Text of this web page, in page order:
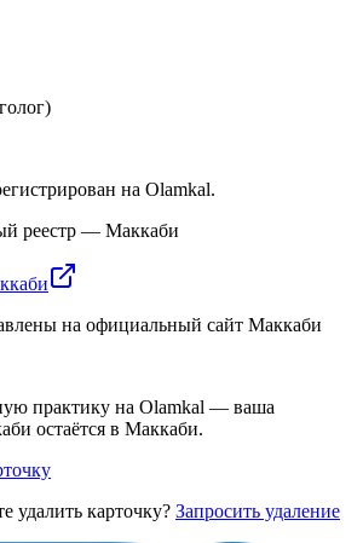
на Olamkal.
реестр — Маккаби
на официальный сайт Маккаби
практику на Olamkal — ваша
остаётся в Маккаби.
удалить карточку? Запросить удаление